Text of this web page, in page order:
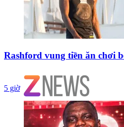
Rashford vung tiền ăn chơi
5 giờ